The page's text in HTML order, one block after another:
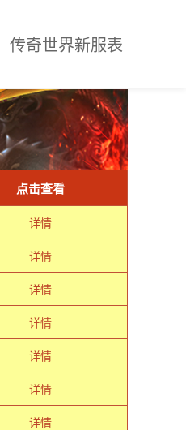
传奇世界新服表
点击查看
详情
详情
详情
详情
详情
详情
详情